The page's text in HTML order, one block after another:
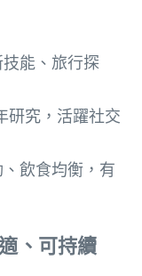
技能、旅行探
研究，活躍社交
飲食均衡，有
、可持續